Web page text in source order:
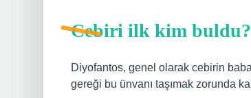
Cebiri ilk kim buldu?
Diyofantos, genel olarak cebirin
gereği bu ünvanı taşımak zorunda